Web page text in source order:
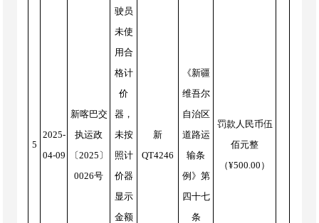
5
2025-
04-09
新喀巴交
执运政
〔2025〕
0026号
驶员
未使
用合
格计
价
器，
未按
照计
价器
显示
金额
新
QT4246
《新疆
维吾尔
自治区
道路运
输条
例》第
四十七
条
罚款人民币伍
佰元整
（¥500.00）